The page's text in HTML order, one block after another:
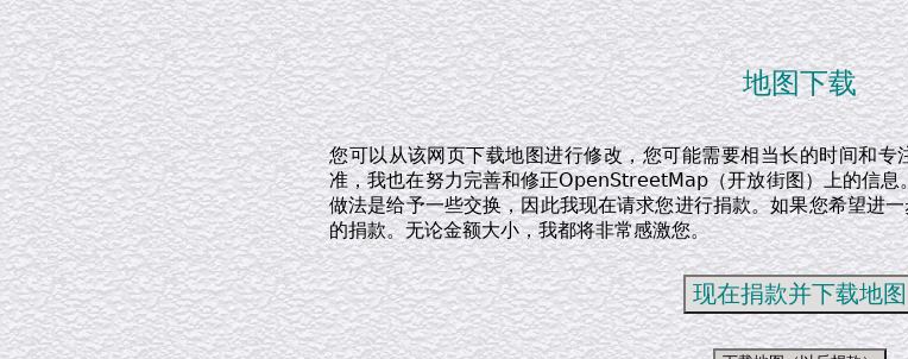
地图下载
您可以从该网页下载地图进行修改，您可能需要相当长的时间和
准，我也在努力完善和修正OpenStreetMap（开放街图）上的信息
做法是给予一些交换，因此我现在请求您进行捐款。如果您希望进
的捐款。无论金额大小，我都将非常感激您。